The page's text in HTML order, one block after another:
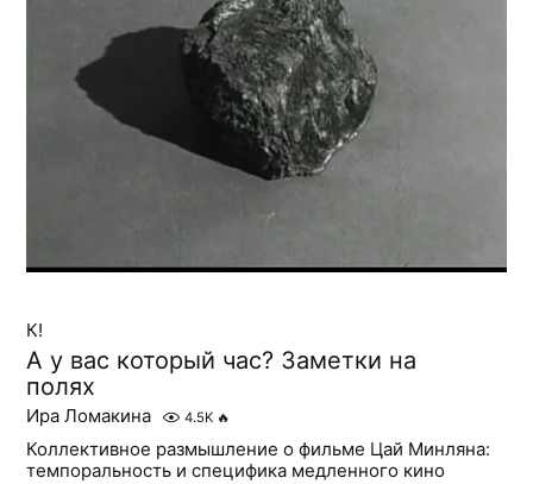
К!
А у вас который час? Заметки на
полях
Ира Ломакина 4.5K 🔥
Коллективное размышление о фильме Цай Минляна:
темпоральность и специфика медленного кино